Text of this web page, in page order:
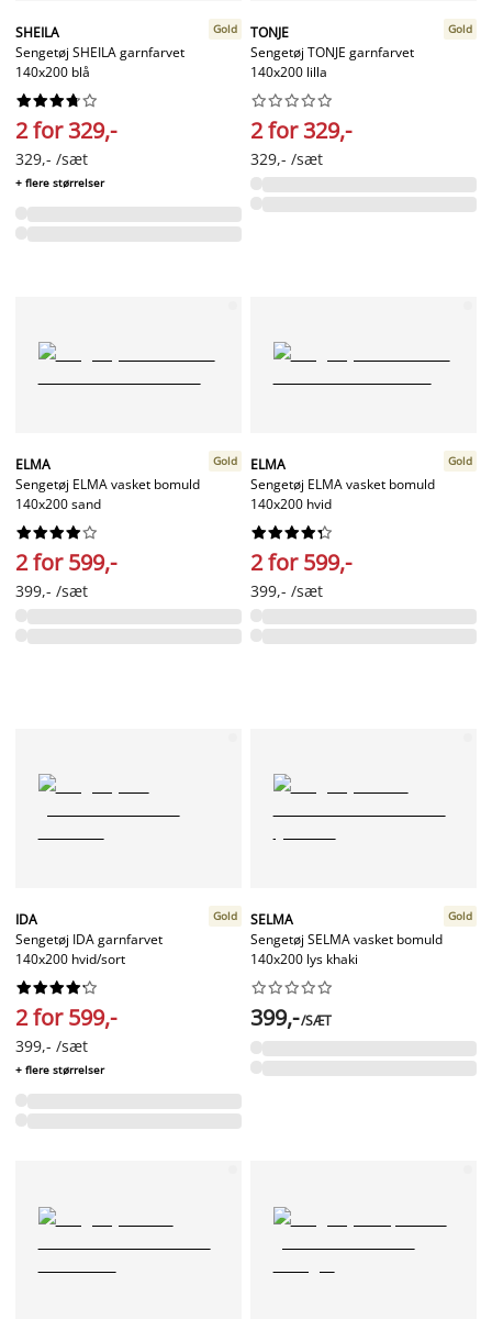
SHEILA
Sengetøj SHEILA garnfarvet
140x200 blå
Gold






2 for 329,-
329,- /sæt
+ flere størrelser
TONJE
Sengetøj TONJE garnfarvet
140x200 lilla
Gold






2 for 329,-
329,- /sæt
ELMA
Sengetøj ELMA vasket bomuld
140x200 sand
Gold






2 for 599,-
399,- /sæt
ELMA
Sengetøj ELMA vasket bomuld
140x200 hvid
Gold






2 for 599,-
399,- /sæt
IDA
Sengetøj IDA garnfarvet
140x200 hvid/sort
Gold






2 for 599,-
399,- /sæt
+ flere størrelser
SELMA
Sengetøj SELMA vasket bomuld
140x200 lys khaki
Gold






399,-/SÆT